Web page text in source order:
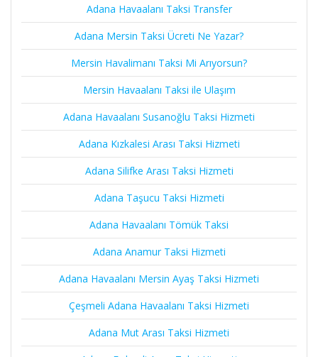
Adana Havaalanı Taksi Transfer
Adana Mersin Taksi Ücreti Ne Yazar?
Mersin Havalimanı Taksi Mi Arıyorsun?
Mersin Havaalanı Taksi ile Ulaşım
Adana Havaalanı Susanoğlu Taksi Hizmeti
Adana Kızkalesi Arası Taksi Hizmeti
Adana Silifke Arası Taksi Hizmeti
Adana Taşucu Taksi Hizmeti
Adana Havaalanı Tömük Taksi
Adana Anamur Taksi Hizmeti
Adana Havaalanı Mersin Ayaş Taksi Hizmeti
Çeşmeli Adana Havaalanı Taksi Hizmeti
Adana Mut Arası Taksi Hizmeti